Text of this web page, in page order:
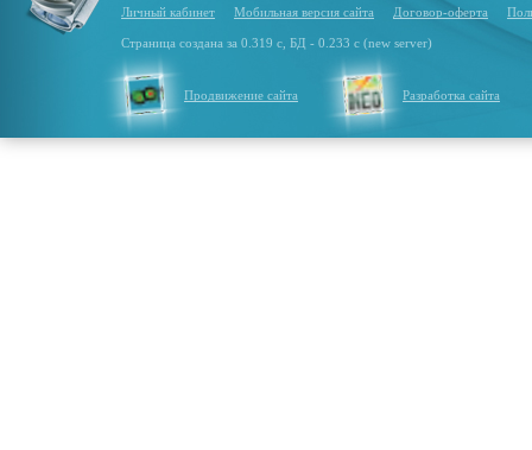
Личный кабинет Мобильная версия сайта Договор-оферта
Страница создана за 0.319 с, БД - 0.233 с (new server)
Продвижение сайта Разработка сайта